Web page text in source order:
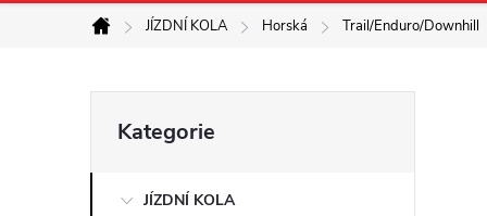
Domů
JÍZDNÍ KOLA Horská Trail/Enduro/Downhill
o
kategorie
Kategorie
JÍZDNÍ KOLA